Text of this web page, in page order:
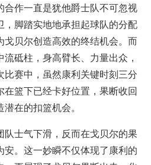
作一直是犹他爵士队不可忽视
，脚踏实地地承担起球队的分配
贝尔创造高效的终结机会。而
砥柱，身高臂长、力量出众，
赛中，虽然康利关键时刻三分
篮下已经卡好位置，果断收回
在的扣篮机会。
队士气下滑，反而在戈贝尔的果
。这一妙瞬不仅体现了康利的